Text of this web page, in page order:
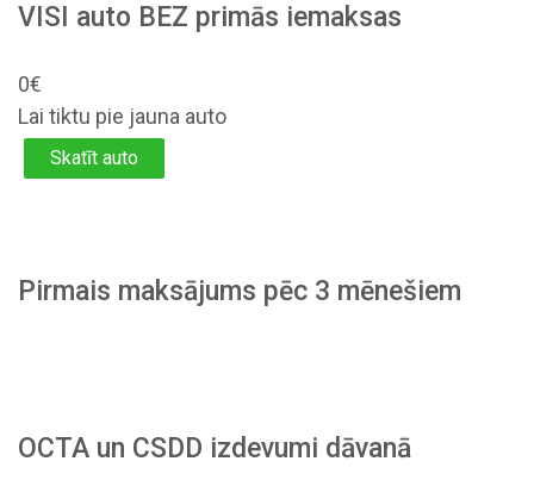
VISI auto BEZ primās iemaksas
0€
Lai tiktu pie jauna auto
Skatīt auto
Pirmais maksājums pēc 3 mēnešiem
OCTA un CSDD izdevumi dāvanā